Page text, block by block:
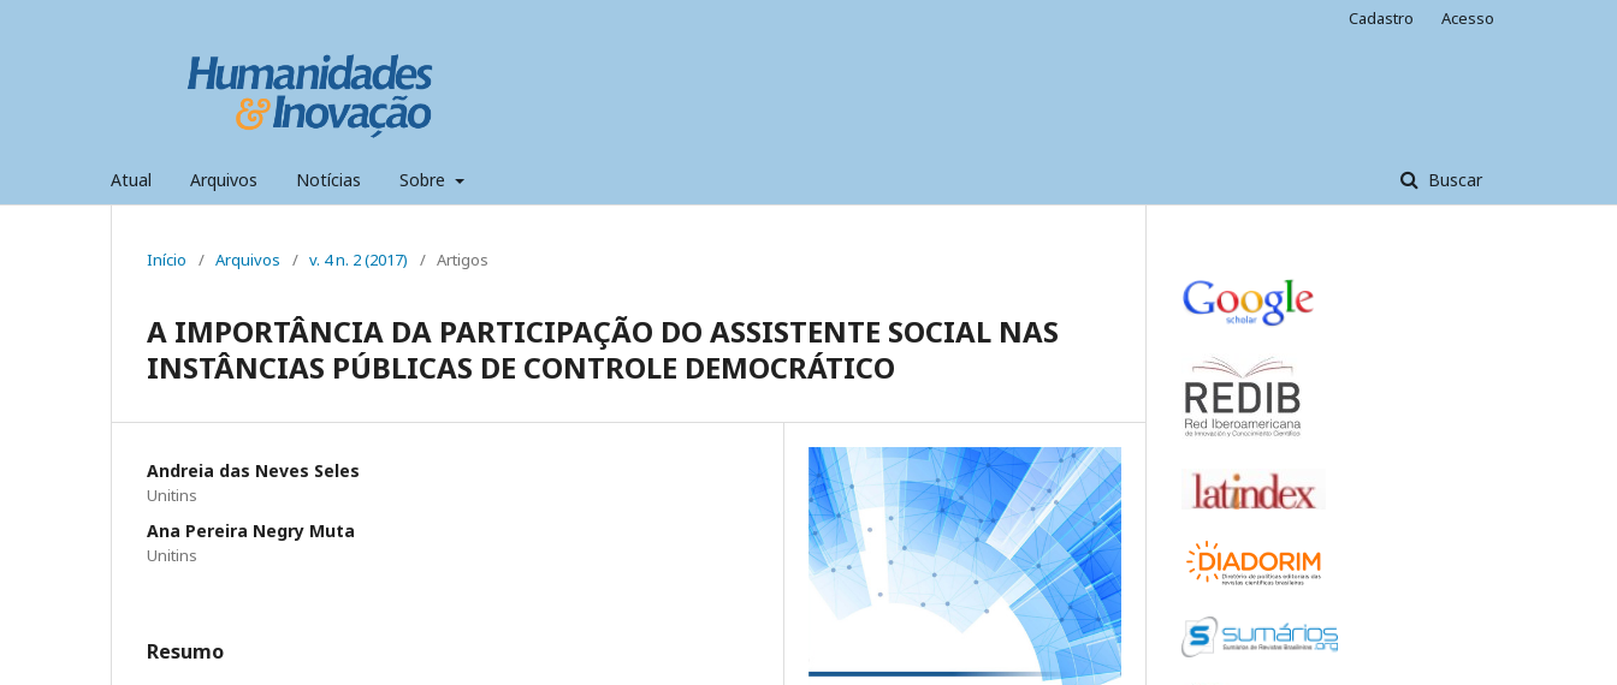
Atual Arquivos Notícias Sobre Buscar
Cadastro Acesso
Início / Arquivos / v. 4 n. 2 (2017) / Artigos
A IMPORTÂNCIA DA PARTICIPAÇÃO DO ASSISTENTE SOCIAL NAS
INSTÂNCIAS PÚBLICAS DE CONTROLE DEMOCRÁTICO
Andreia das Neves Seles
Unitins
Ana Pereira Negry Muta
Unitins
Resumo